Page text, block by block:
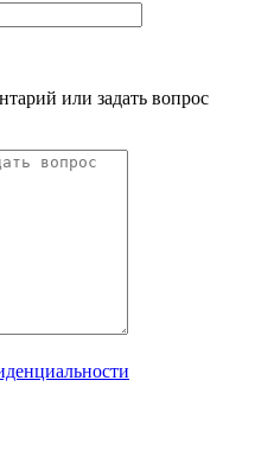
или задать вопрос